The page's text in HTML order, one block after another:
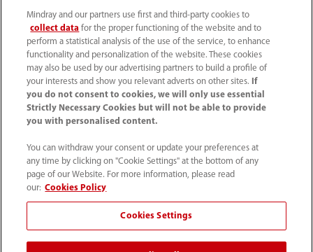
Mindray Medical Germany GmbH
Goebel­straße 21 64293 Darmstadt
06151 3910 - 0
info@mindray.de
Unsere Geschäfts­zeiten: Mo-Do von 8 bis
17 Uhr Fr von 8 bis 16 Uhr
Datenschutz
Mindray and our partners use first and third-party cookies to
collect data for the proper functioning of the website and to
perform a statistical analysis of the use of the service, to enhance
functionality and personalization of the website. These cookies
may also be used by our advertising partners to build a profile of
your interests and show you relevant adverts on other sites.
If
you do not consent to cookies, we will only use essential
Strictly Necessary Cookies but will not be able to provide
you with personalised content.
You can withdraw your consent or update your preferences at
any time by clicking on "Cookie Settings" at the bottom of any
page of our Website. For more information, please read
our: Cookies Policy
Cookies Settings